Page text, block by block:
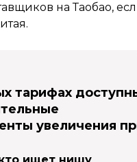
на Таобао,
тарифах
увеличения